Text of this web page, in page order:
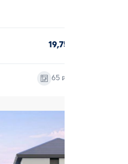
19,750,000
65 ตร.ม.